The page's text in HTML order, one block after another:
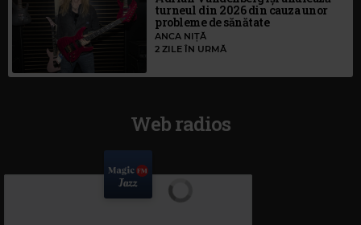
turneul din 2026 din cauza unor
probleme de sănătate
ANCA NIȚĂ
2 ZILE ÎN URMĂ
Web radios